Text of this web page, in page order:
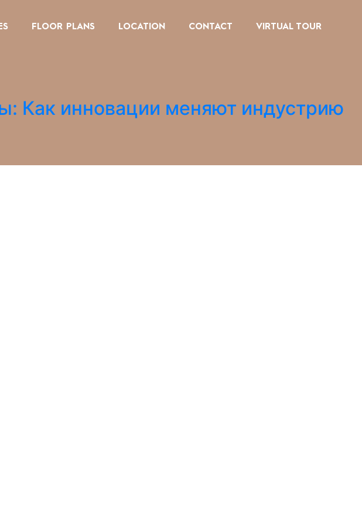
FLOOR PLANS LOCATION CONTACT VIRTUAL TOUR
Как инновации меняют индустрию